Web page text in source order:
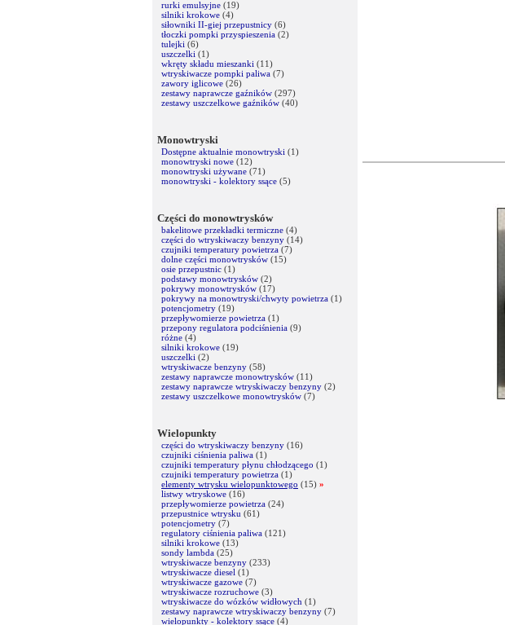
rurki emulsyjne (19)
silniki krokowe (4)
siłowniki II-giej przepustnicy (6)
tłoczki pompki przyspieszenia (2)
tulejki (6)
uszczelki (1)
wkręty składu mieszanki (11)
wtryskiwacze pompki paliwa (7)
zawory iglicowe (26)
zestawy naprawcze gaźników (297)
zestawy uszczelkowe gaźników (40)
Monowtryski
Dostępne aktualnie monowtryski (1)
monowtryski nowe (12)
monowtryski używane (71)
monowtryski - kolektory ssące (5)
Części do monowtrysków
bakelitowe przekładki termiczne (4)
części do wtryskiwaczy benzyny (14)
czujniki temperatury powietrza (7)
dolne części monowtrysków (15)
osie przepustnic (1)
podstawy monowtrysków (2)
pokrywy monowtrysków (17)
pokrywy na monowtryski/chwyty powietrza (1)
potencjometry (19)
przepływomierze powietrza (1)
przepony regulatora podciśnienia (9)
różne (4)
silniki krokowe (19)
uszczelki (2)
wtryskiwacze benzyny (58)
zestawy naprawcze monowtrysków (11)
zestawy naprawcze wtryskiwaczy benzyny (2)
zestawy uszczelkowe monowtrysków (7)
Wielopunkty
części do wtryskiwaczy benzyny (16)
czujniki ciśnienia paliwa (1)
czujniki temperatury płynu chłodzącego (1)
czujniki temperatury powietrza (1)
elementy wtrysku wielopunktowego (15) »
listwy wtryskowe (16)
przepływomierze powietrza (24)
przepustnice wtrysku (61)
potencjometry (7)
regulatory ciśnienia paliwa (121)
silniki krokowe (13)
sondy lambda (25)
wtryskiwacze benzyny (233)
wtryskiwacze diesel (1)
wtryskiwacze gazowe (7)
wtryskiwacze rozruchowe (3)
wtryskiwacze do wózków widłowych (1)
zestawy naprawcze wtryskiwaczy benzyny (7)
wielopunkty - kolektory ssące (4)